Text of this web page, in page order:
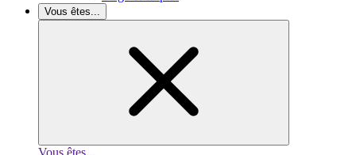
Vous êtes...
Vous êtes...